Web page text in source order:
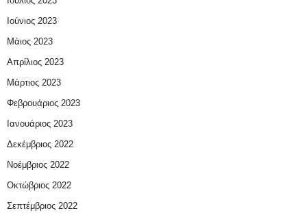
Ιούνιος 2023
Μάιος 2023
Απρίλιος 2023
Μάρτιος 2023
Φεβρουάριος 2023
Ιανουάριος 2023
Δεκέμβριος 2022
Νοέμβριος 2022
Οκτώβριος 2022
Σεπτέμβριος 2022